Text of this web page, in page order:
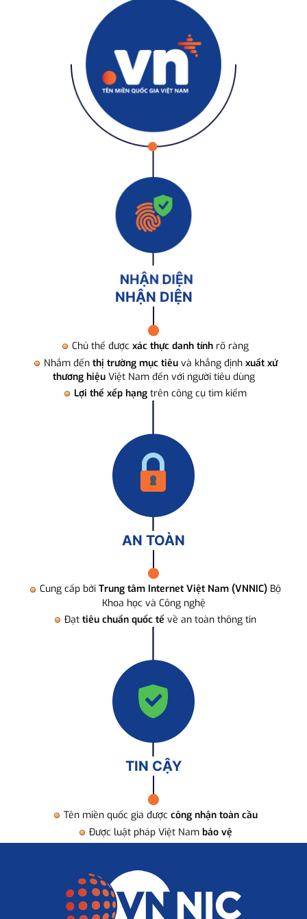
NHẬN DIỆN
Chủ thể được xác thực danh tính rõ ràng
Nhắm đến thị trường mục tiêuvà khẳng định xuất xứ
thương hiệuViệt Nam đến với người tiêu dùng
Lợi thế xếp hạng trên công cụ tìm kiếm
AN TOÀN
Cung cấp bởi Trung tâm Internet Việt Nam (VNNIC) Bộ
Khoa học và Công nghệ
Đạt tiêu chuẩn quốc tế về an toàn thông tin
TIN CẬY
Tên miền quốc gia được công nhận toàn cầu
Được luật pháp Việt Nam bảo vệ